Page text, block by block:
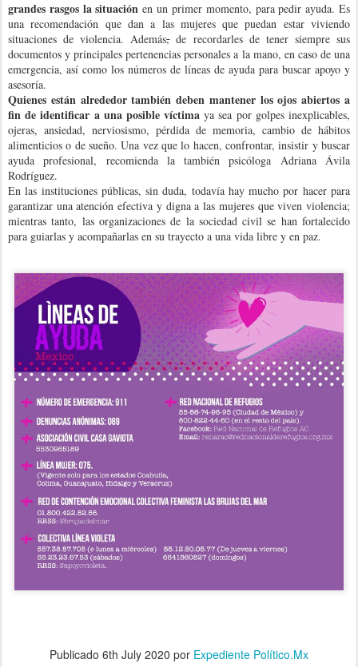
grandes rasgos la situación en un primer momento, para pedir ayuda. Es
una recomendación que dan a las mujeres que puedan estar viviendo
situaciones de violencia. Además,de recordarles de tener siempre sus
documentos y principales pertenencias personales a la mano, en caso de una
emergencia, así como los números de líneas de ayuda para buscar apoyo y
asesoría.
Quienes están alrededor también deben mantener los ojos abiertos a
fin de identificar a una posible víctima ya sea por golpes inexplicables,
ojeras, ansiedad, nerviosismo, pérdida de memoria, cambio de hábitos
alimenticios o de sueño. Una vez que lo hacen, confrontar, insistir y buscar
ayuda profesional, recomienda la también psicóloga Adriana Ávila
Rodríguez.
En las instituciones públicas, sin duda, todavía hay mucho por hacer para
garantizar una atención efectiva y digna a las mujeres que viven violencia;
mientras tanto, las organizaciones de la sociedad civil se han fortalecido
para guiarlas y acompañarlas en su trayecto a una vida libre y en paz.
Publicado 6th July 2020 por Expediente Político.Mx